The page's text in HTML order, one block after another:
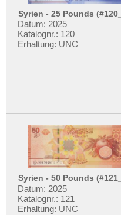
Transnistrien
Tschechische
Tschechoslowakei
Vatikan
Weissrussland
Zypern
Syrien - 25 Pounds
Datum: 2025
Katalognr.: 120
Erhaltung: UNC
Syrien - 50 Pounds
Datum: 2025
Katalognr.: 121
Erhaltung: UNC